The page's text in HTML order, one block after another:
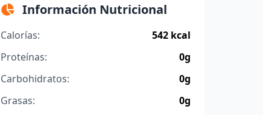
Información Nutricional
Calorías:
542 kcal
Proteínas:
0g
Carbohidratos:
0g
Grasas:
0g